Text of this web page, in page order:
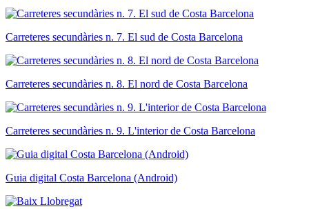
Carreteres secundàries n. 7. El sud de Costa Barcelona
Carreteres secundàries n. 8. El nord de Costa Barcelona
Carreteres secundàries n. 9. L'interior de Costa Barcelona
Guia digital Costa Barcelona (Android)